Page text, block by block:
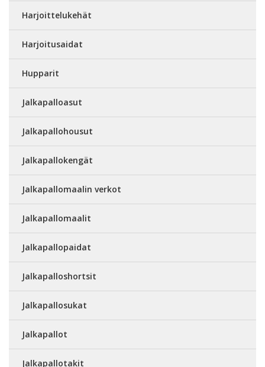
Harjoittelukehät
Harjoitusaidat
Hupparit
Jalkapalloasut
Jalkapallohousut
Jalkapallokengät
Jalkapallomaalin verkot
Jalkapallomaalit
Jalkapallopaidat
Jalkapalloshortsit
Jalkapallosukat
Jalkapallot
Jalkapallotakit